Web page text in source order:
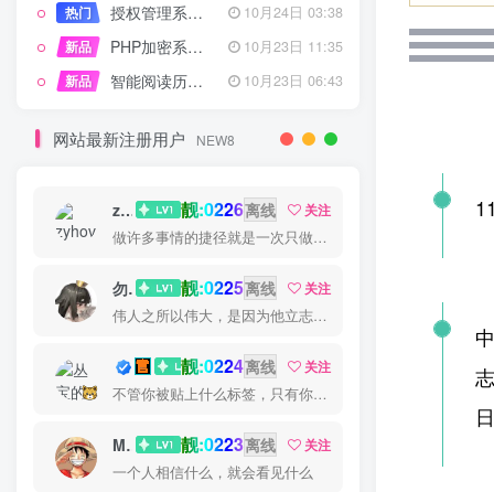
热门
授权管理系统子比主题专版
10月24日 03:38
新品
PHP加密系统专业版
10月23日 11:35
新品
智能阅读历史系统 10月23日 06:43
网站最新注册用户 NEW8
zyhove 靓:0226离线
关注
做许多事情的捷径就是一次只做一件一件事
勿听 靓:0225离线
关注
伟人之所以伟大，是因为他立志要成为伟大的人
丛宝 靓:0224离线
关注
不管你被贴上什么标签，只有你才能定义你自己
MS-康娃 靓:0223离线
关注
一个人相信什么，就会看见什么